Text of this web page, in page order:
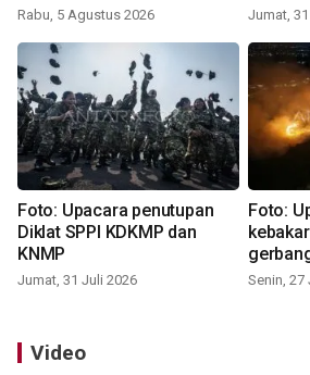
Rabu, 5 Agustus 2026 Jumat,
Foto: Upacara penutupan
Diklat SPPI KDKMP dan
KNMP
Jumat, 31 Juli 2026
Foto:
Senin, 27
Video